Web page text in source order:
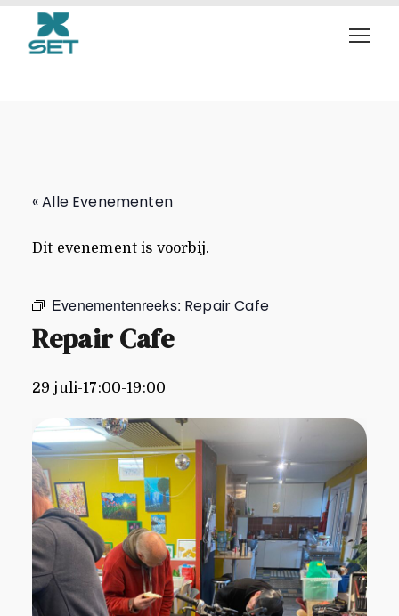
Repair Cafe
« Alle Evenementen
Dit evenement is voorbij.
Evenementenreeks: Repair Cafe
Repair Cafe
29 juli-17:00-19:00